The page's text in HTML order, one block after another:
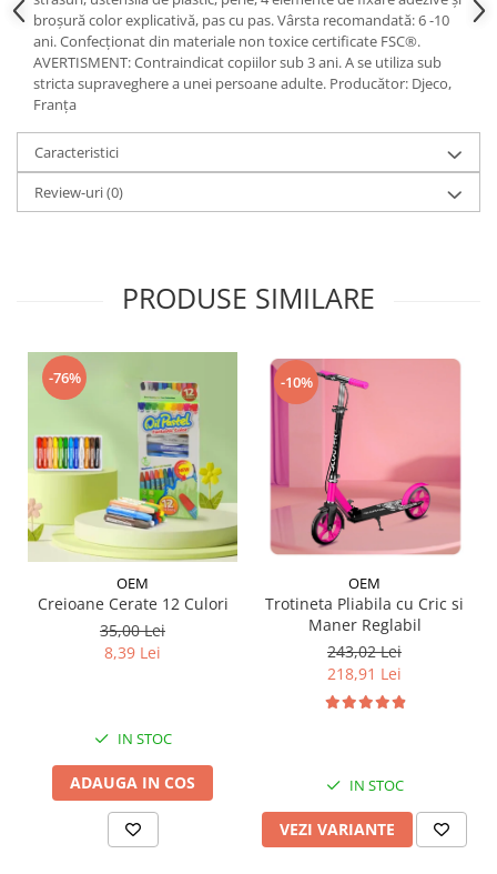
broșură color explicativă, pas cu pas. Vârsta recomandată: 6 -10
ani. Confecționat din materiale non toxice certificate FSC®.
AVERTISMENT: Contraindicat copiilor sub 3 ani. A se utiliza sub
stricta supraveghere a unei persoane adulte. Producător: Djeco,
Franța
Caracteristici
Review-uri(0)
PRODUSE SIMILARE
-76%
OEM
Creioane Cerate 12 Culori
35,00 Lei
8,39 Lei
IN STOC
ADAUGA IN COS
-10%
OEM
Trotineta Pliabila cu Cric si
Maner Reglabil
243,02 Lei
218,91 Lei
IN STOC
VEZI VARIANTE